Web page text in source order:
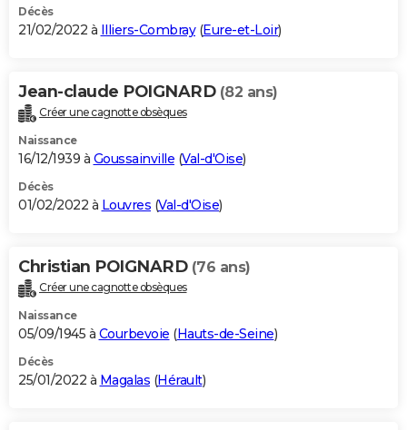
Décès
21/02/2022 à Illiers-Combray(Eure-et-Loir)
Jean-claude POIGNARD (82 ans)
Créer une cagnotte obsèques
Naissance
16/12/1939 à Goussainville (Val-d'Oise)
Décès
01/02/2022 à Louvres (Val-d'Oise)
Christian POIGNARD (76 ans)
Créer une cagnotte obsèques
Naissance
05/09/1945 à Courbevoie (Hauts-de-Seine)
Décès
25/01/2022 à Magalas (Hérault)